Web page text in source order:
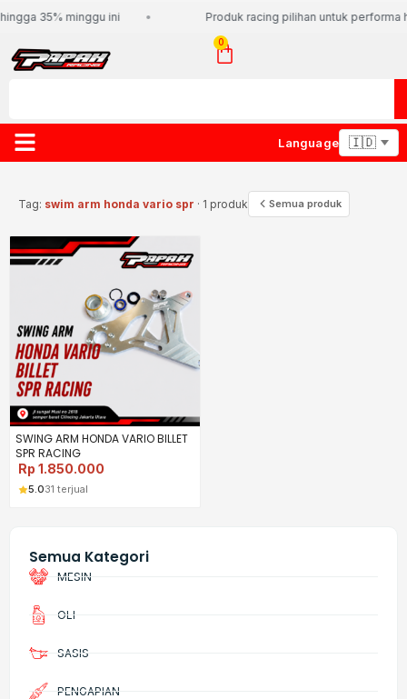
35% minggu ini Produk racing pilihan untuk performa
0
Language
Semua Kategori
MESIN
OLI
SASIS
PENGAPIAN
Tag: swim arm honda vario spr · 1 produk Semua produk
SWING ARM HONDA VARIO BILLET
SPR RACING
Rp 1.850.000
5.031 terjual